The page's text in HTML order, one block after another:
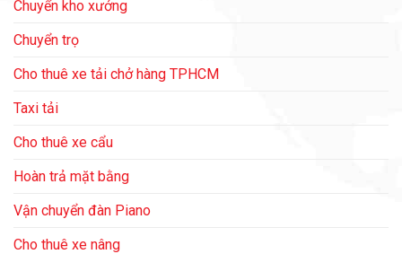
Chuyển kho xưởng
Chuyển trọ
Cho thuê xe tải chở hàng TPHCM
Taxi tải
Cho thuê xe cẩu
Hoàn trả mặt bằng
Vận chuyển đàn Piano
Cho thuê xe nâng